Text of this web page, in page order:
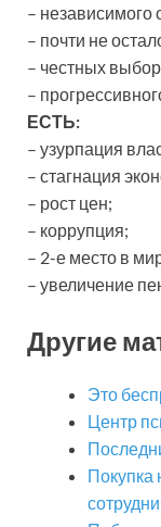
– независимого
– почти не
– честных
–
ЕСТЬ:
– узурпация
– стагнация
– рост цен;
– коррупция;
– 2-е место в
– увеличение
Другие
Это
Центр
Покупка